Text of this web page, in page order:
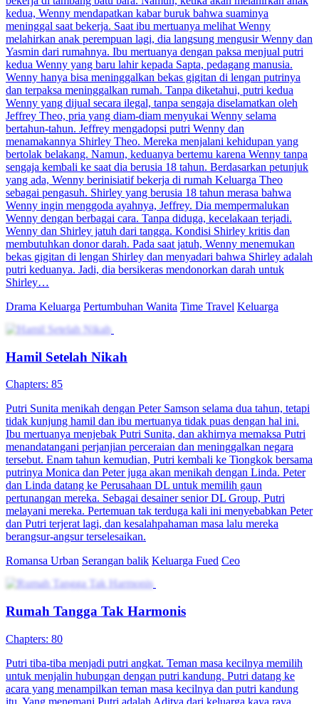
Putri Angkat yang Kaya Raya
78 Episodes
Nata Lamon adalah putri angkat keluarga Lamon. Ketika putri
kandung yang sebenarnya kembali, Nata dipermalukan dan disuruh
kembali ke desa. Pada awalnya Nata mengira desa itu adalah tempat
yang terpencil dan miskin, tetapi ketika ayahnya yang baru kembali
dari mencari sayuran liar, dia langsung membahas 200 miliar?
Ternyata, desa ini adalah desa orang terkaya kelas dunia!Kata kunci:
putri angkat dan putri kandung, miliarder, penyimpangan alur cerita.
Bayi LucuRomansaRomansa Urban
Perlawanan Putri Makio
94 Episodes
1025更新版：Jenderal Pelindung Negara, Putri Makio, setia dan
sangat berjasa pada negara. Siapa sangka, wibawa yang dimiliki
Putri Makio menggentarkan Kaisar. Tanpa memikirkan hubungan di
antara saudara, Kaisar bersiasat menghadiahkan pernikahan untuk
merebut kuasa militer dari Putri Makio. Putri Makio yang
mengetahui hal itu marah besar. Dia memimpin pasukan untuk
menggulingkan Kaisar demi mengulik kebenaran.
Cinta yang pahitDrama PeriodePembalasan dendam
Kontrak Merah
Putri memiliki anak dengan pria lain, namun Putri menolak. Demi
membebaskan diri, Putri meminta Rizky menjadikannya simpanan.
Setelah menghadapi berbagai intrik dari Aditya, Putri akhirnya
berhasil membebaskan diri dan bersatu dengan Rizky.
Identitas TersembunyiRomansaRomansa Urban